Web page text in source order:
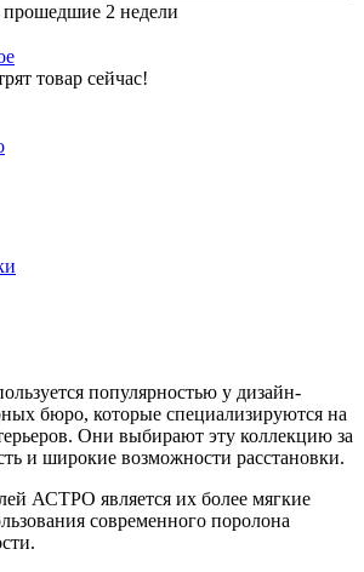
2 недели
товар сейчас!
популярностью у дизайн-
бюро, которые специализируются на
Они выбирают эту коллекцию за
и широкие возможности расстановки.
АСТРО является их более мягкие
современного поролона